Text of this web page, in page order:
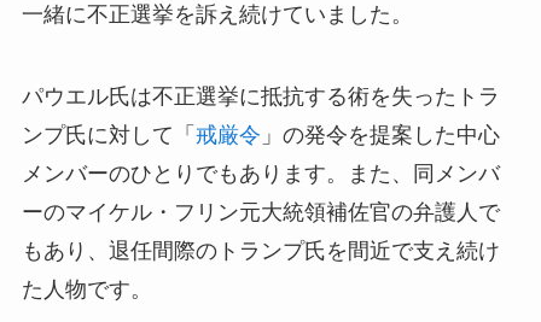
一緒に不正選挙を訴え続けていました。
パウエル氏は不正選挙に抵抗する術を失ったトラ
ンプ氏に対して「 戒厳令 」の発令を提案した中心
メンバーのひとりでもあります。また、同メンバ
ーのマイケル・フリン元大統領補佐官の弁護人で
もあり、退任間際のトランプ氏を間近で支え続け
た人物です。